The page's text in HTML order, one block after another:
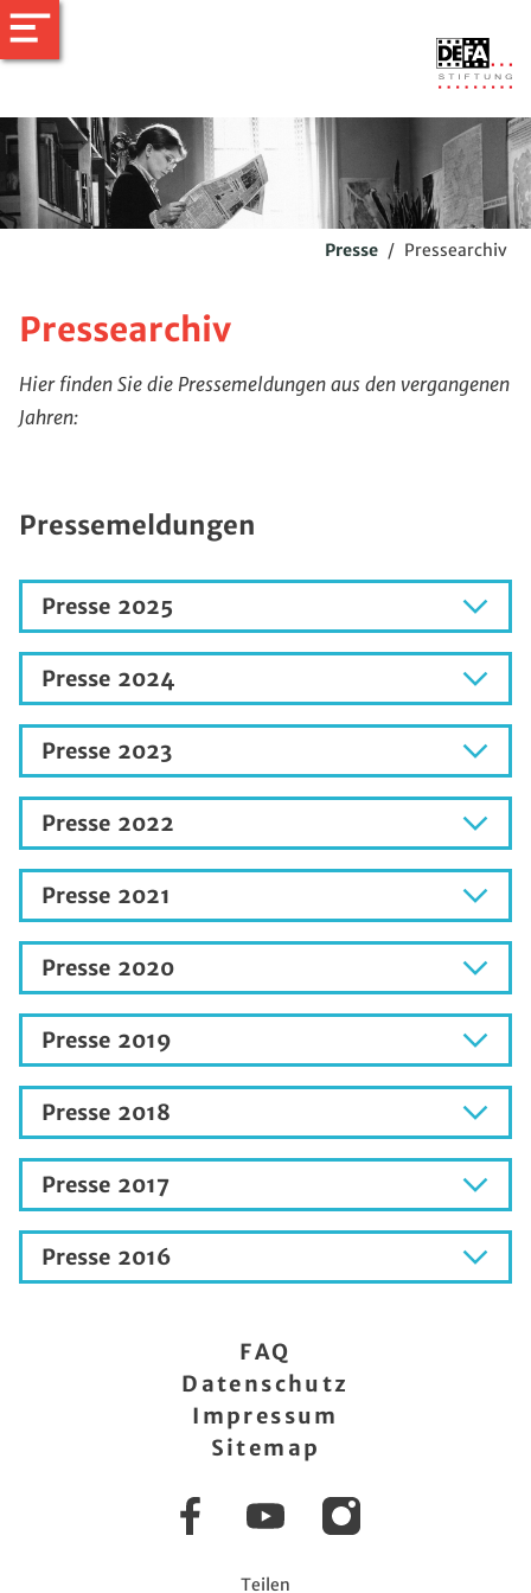
Presse / Pressearchiv
Pressearchiv
Hier finden Sie die Pressemeldungen aus den vergangenen
Jahren:
Pressemeldungen
Presse 2025
Presse 2024
Presse 2023
Presse 2022
Presse 2021
Presse 2020
Presse 2019
Presse 2018
Presse 2017
Presse 2016
Teilen
FacebookYouTubeInstagram
FAQ
Datenschutz
Impressum
Sitemap